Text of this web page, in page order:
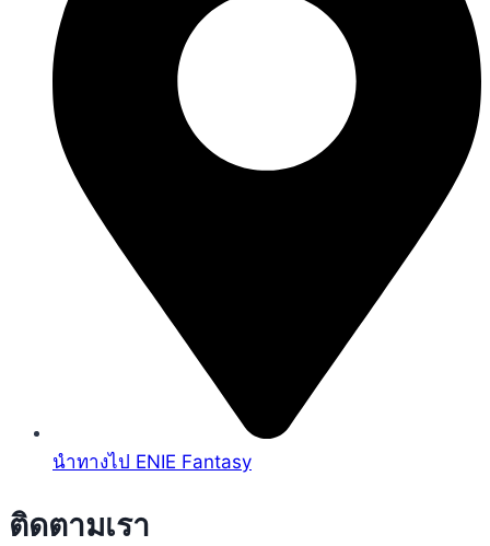
นำทางไป ENIE Fantasy
ติดตามเรา